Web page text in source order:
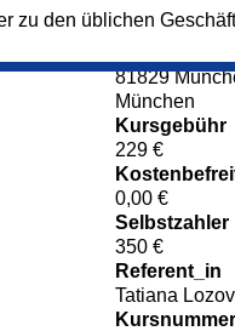
81829
München
Kursgebühr
229 €
0,00 €
Selbstzahler
350 €
Referent_in
Tatiana
Kursnummer
zu den üblichen